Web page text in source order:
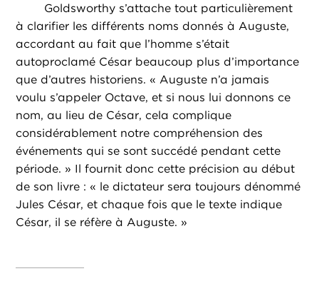
Goldsworthy s’attache tout particulièrement
à clarifier les différents noms donnés à Auguste,
accordant au fait que l’homme s’était
autoproclamé César beaucoup plus d’importance
que d’autres historiens. « Auguste n’a jamais
voulu s’appeler Octave, et si nous lui donnons ce
nom, au lieu de César, cela complique
considérablement notre compréhension des
événements qui se sont succédé pendant cette
période. » Il fournit donc cette précision au début
de son livre : « le dictateur sera toujours dénommé
Jules César, et chaque fois que le texte indique
César, il se réfère à Auguste. »